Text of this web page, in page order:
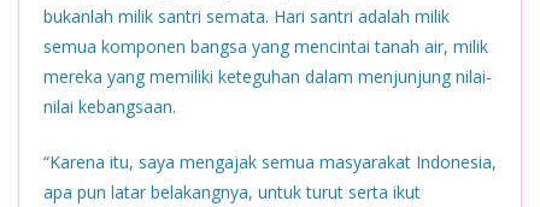
bukanlah milik santri semata. Hari santri adalah milik
semua komponen bangsa yang mencintai tanah air, milik
mereka yang memiliki keteguhan dalam menjunjung nilai-
nilai kebangsaan.
“Karena itu, saya mengajak semua masyarakat Indonesia,
apa pun latar belakangnya, untuk turut serta ikut